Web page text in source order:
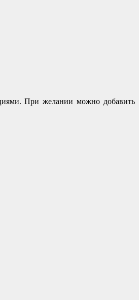
При желании можно добавить